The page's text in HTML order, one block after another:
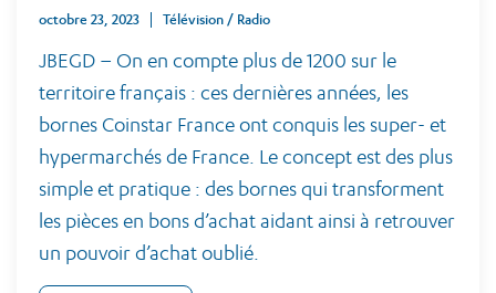
octobre 23, 2023 Télévision / Radio
JBEGD – On en compte plus de 1200 sur le
territoire français : ces dernières années, les
bornes Coinstar France ont conquis les super- et
hypermarchés de France. Le concept est des plus
simple et pratique : des bornes qui transforment
les pièces en bons d’achat aidant ainsi à retrouver
un pouvoir d’achat oublié.